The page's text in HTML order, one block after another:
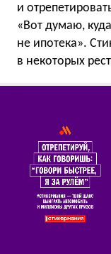
и
«Вот думаю,
не ипотека».
в некоторых